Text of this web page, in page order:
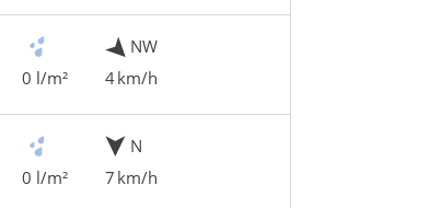
0 l/m²
NW
4 km/h
0 l/m²
N
7 km/h